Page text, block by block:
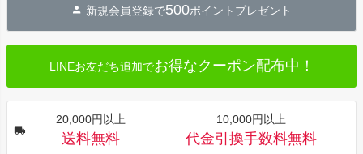
へ
新規会員登録で500ポイントプレゼント
LINEお友だち追加でお得なクーポン配布中！
20,000円以上
送料無料
10,000円以上
代金引換手数料無料